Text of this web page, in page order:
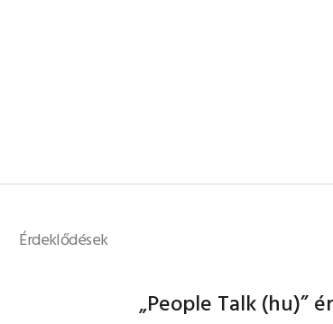
Érdeklődések
„People Talk (hu)”